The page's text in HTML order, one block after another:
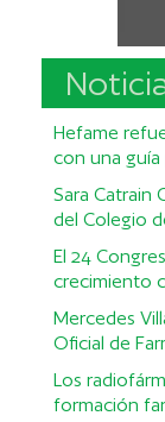
Hefame
con una
Sara Catrain
del Colegio
El 24
crecimiento
Mercedes
Oficial de
Los
formación